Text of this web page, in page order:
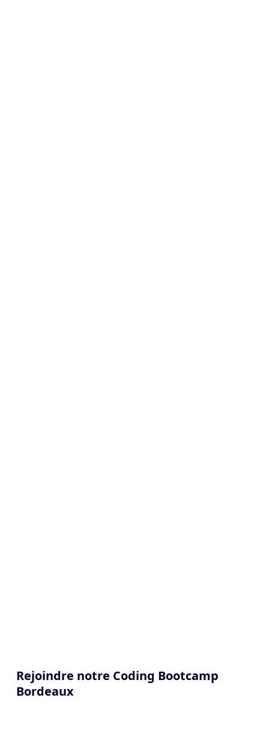
Rejoindre notre Coding Bootcamp
Bordeaux